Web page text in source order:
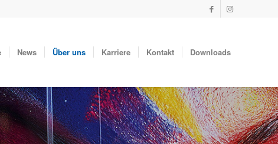
News Über uns Karriere Kontakt Downloads